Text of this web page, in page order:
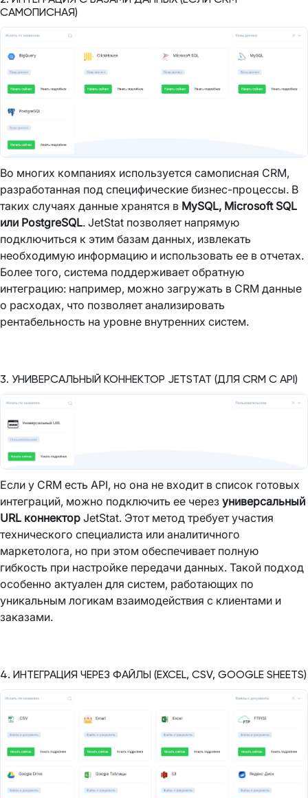
САМОПИСНАЯ)
Во многих компаниях используется самописная CRM,
разработанная под специфические бизнес-процессы. В
таких случаях данные хранятся в MySQL, Microsoft SQL
или PostgreSQL. JetStat позволяет напрямую
подключиться к этим базам данных, извлекать
необходимую информацию и использовать ее в отчетах.
Более того, система поддерживает обратную
интеграцию: например, можно загружать в CRM данные
о расходах, что позволяет анализировать
рентабельность на уровне внутренних систем.
3. УНИВЕРСАЛЬНЫЙ КОННЕКТОР JETSTAT (ДЛЯ CRM С API)
Если у CRM есть API, но она не входит в список готовых
интеграций, можно подключить ее через универсальный
URL коннектор JetStat. Этот метод требует участия
технического специалиста или аналитичного
маркетолога, но при этом обеспечивает полную
гибкость при настройке передачи данных. Такой подход
особенно актуален для систем, работающих по
уникальным логикам взаимодействия с клиентами и
заказами.
4. ИНТЕГРАЦИЯ ЧЕРЕЗ ФАЙЛЫ (EXCEL, CSV, GOOGLE SHEETS)